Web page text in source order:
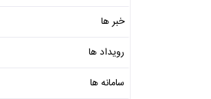
خبر ها
رویداد ها
سامانه ها